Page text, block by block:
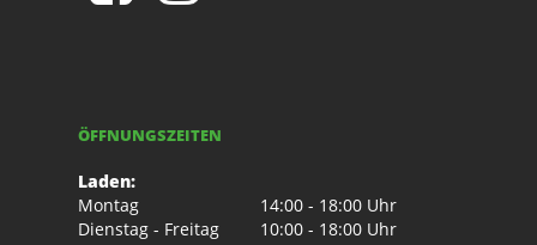
ÖFFNUNGSZEITEN
Laden:
Montag
14:00 - 18:00 Uhr
Dienstag - Freitag
10:00 - 18:00 Uhr